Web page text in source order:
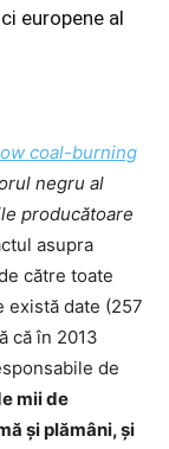
europene al
coal-burning
negru al
producătoare
asupra
către toate
există date (257
că în 2013
de
mii de
și plămâni, și